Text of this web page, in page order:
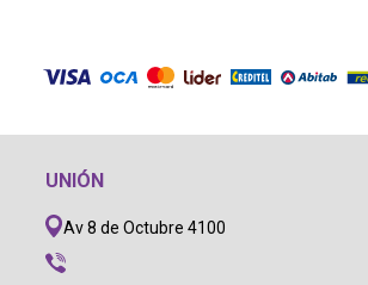
UNIÓN
Av 8 de Octubre 4100